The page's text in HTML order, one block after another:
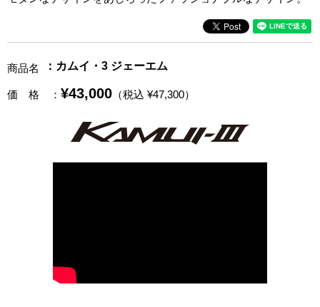
商品名 ：カムイ・3 ジェーエム
価 格 ： ¥43,000 （税込 ¥47,300）